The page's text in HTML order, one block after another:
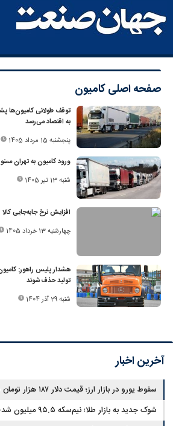
صفحه اصلیکامیون‌
توقف طولانی کامیون‌ها
به اقتصاد می‌رسد
پنجشنبه 15 مرداد 1405
ورود کامیون به تهران
شنبه 13 تیر 1405
افزایش نرخ جابه‌جایی کالا از ۱۵ خرداد
چهارشنبه 13 خرداد 1405
هشدار پلیس راهور:
تولید حذف شوند
شنبه 29 آذر 1404
آخرین اخبار
سقوط یورو در بازار ارز؛ قیمت دلار ۱۸۷ هزار تومان شد
شوک جدید به بازار طلا؛ نیم‌سکه ۹۵.۵ میلیون شد+جدول